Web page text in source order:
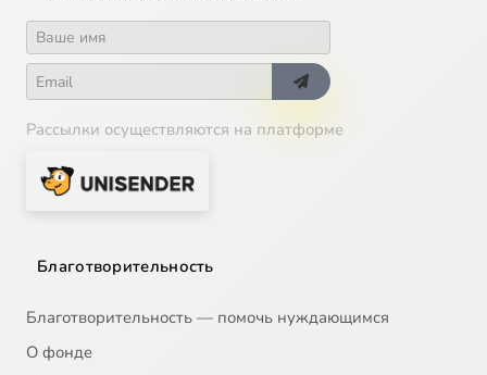
Рассылки осуществляются на платформе
Благотворительность
Благотворительность — помочь нуждающимся
О фонде